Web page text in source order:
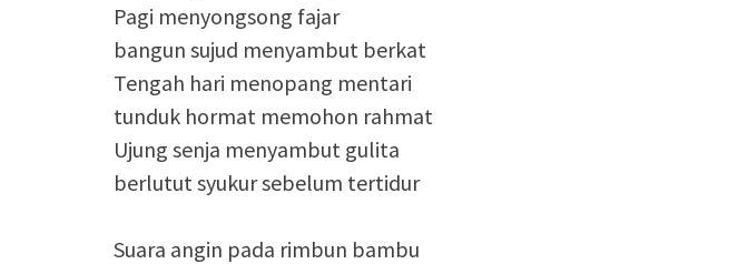
Pagi menyongsong fajar
bangun sujud menyambut berkat
Tengah hari menopang mentari
tunduk hormat memohon rahmat
Ujung senja menyambut gulita
berlutut syukur sebelum tertidur
Suara angin pada rimbun bambu